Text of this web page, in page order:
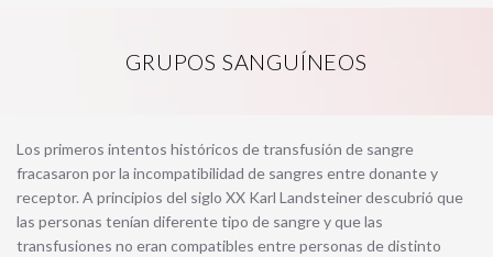
GRUPOS SANGUÍNEOS
Los primeros intentos históricos de transfusión de sangre
fracasaron por la incompatibilidad de sangres entre donante y
receptor. A principios del siglo XX Karl Landsteiner descubrió que
las personas tenían diferente tipo de sangre y que las
transfusiones no eran compatibles entre personas de distinto